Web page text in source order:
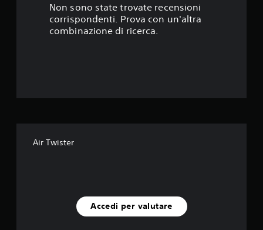
l
Non sono state trovate recensioni
corrispondenti. Prova con un'altra
combinazione di ricerca.
Air Twister
Accedi per valutare